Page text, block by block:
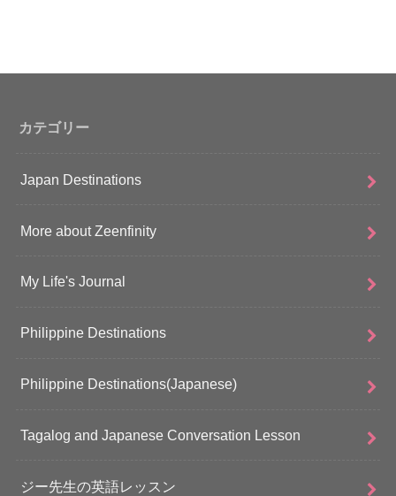
カテゴリー
Japan Destinations
More about Zeenfinity
My Life's Journal
Philippine Destinations
Philippine Destinations(Japanese)
Tagalog and Japanese Conversation Lesson
ジー先生の英語レッスン